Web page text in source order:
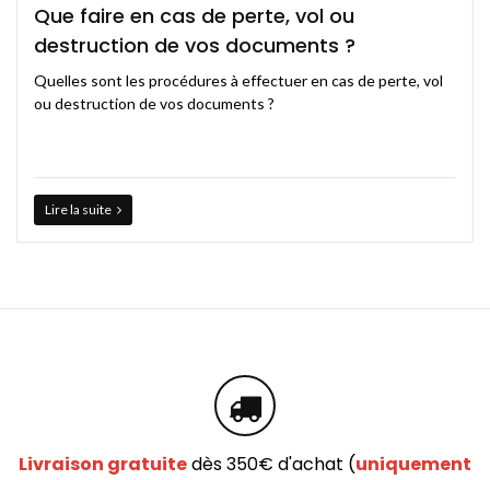
Que faire en cas de perte, vol ou
destruction de vos documents ?
Quelles sont les procédures à effectuer en cas de perte, vol
ou destruction de vos documents ?
Lire la suite
Livraison gratuitedès 350€ d'achat (uniquement